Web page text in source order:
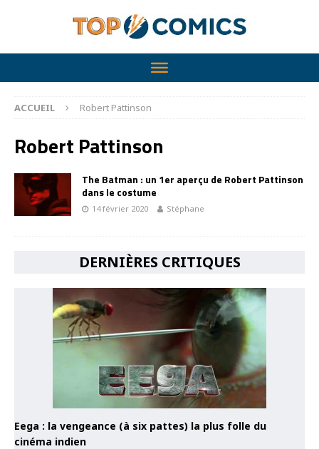
ACCUEIL Robert Pattinson
Robert Pattinson
The Batman : un 1er aperçu de Robert Pattinson
dans le costume
14 février 2020 Stéphane
DERNIÈRES CRITIQUES
Eega : la vengeance (à six pattes) la plus folle du
cinéma indien